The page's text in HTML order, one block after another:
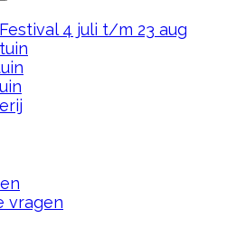
4 juli t/m 23 aug
vragen